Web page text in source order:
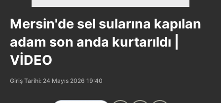
Mersin'de sel sularına kapılan
adam son anda kurtarıldı |
VİDEO
Giriş Tarihi: 24 Mayıs 2026 19:40